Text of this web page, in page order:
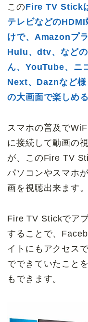
このFire TV Stick
テレビなどの
けで、Amazonプ
Hulu、dtv、など
ん、YouTube、ニ
Next、Daznなど
の大画面で楽しめ
スマホの普及で
に接続して動画の
が、このFire TV
パソコンやスマホ
画を視聴出来ます。
Fire TV Stickでア
することで、
イトにもアクセス
でできていたこと
もできます。